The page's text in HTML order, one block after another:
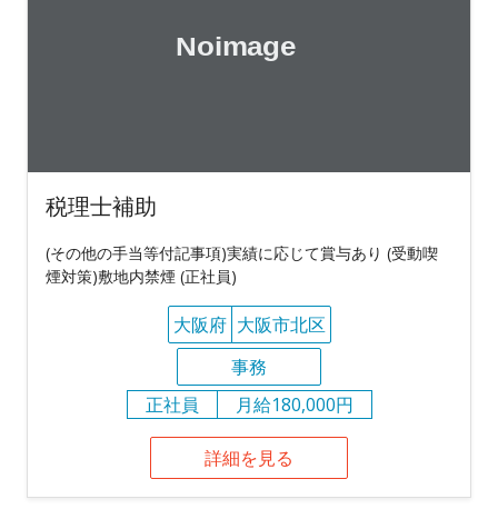
税理士補助
(その他の手当等付記事項)実績に応じて賞与あり (受動喫
煙対策)敷地内禁煙 (正社員)
大阪府 大阪市北区
事務
正社員
月給180,000円
詳細を見る